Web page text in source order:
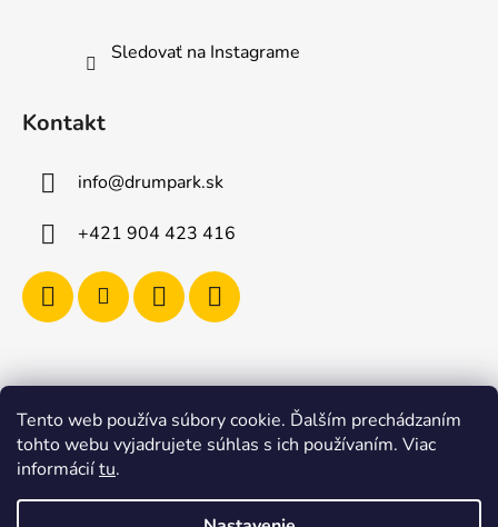
Tento web používa súbory cookie. Ďalším prechádzaním
tohto webu vyjadrujete súhlas s ich používaním. Viac
informáciítu.
Sledovať na Instagrame
Kontakt
info@drumpark.sk
+421 904 423 416
Navštívte aj e-shop s etnickými hudobnými nástrojmi
Drumbla.sk |
Tento web upravil onRock Design – Upravíme a
naplníme váš e-shop